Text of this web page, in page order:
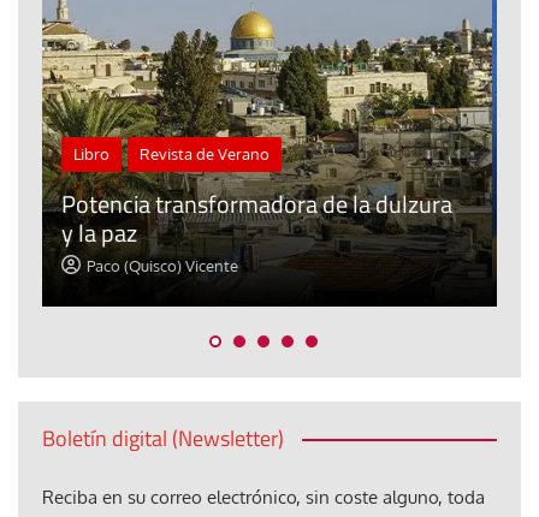
Tribuna
Ceuta: una pieza más en el tablero para
el iliberalismo que atenta contra las
democracias del mundo
David Alvarado
Boletín digital (Newsletter)
Reciba en su correo electrónico, sin coste alguno, toda